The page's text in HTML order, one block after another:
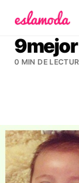
0 MIN DE